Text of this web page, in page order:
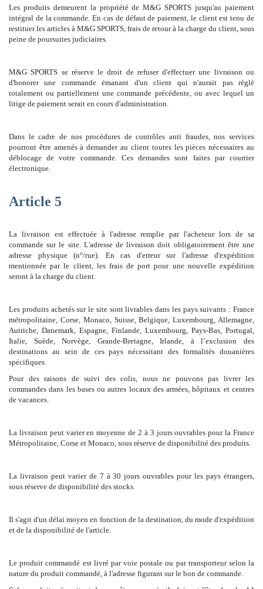
Les produits demeurent la propriété de M&G SPORTS jusqu'au paiement
intégral de la commande. En cas de défaut de paiement, le client est tenu de
restituer les articles à M&G SPORTS, frais de retour à la charge du client, sous
peine de poursuites judiciaires.
M&G SPORTS se réserve le droit de refuser d'effectuer une livraison ou
d'honorer une commande émanant d'un client qui n'aurait pas réglé
totalement ou partiellement une commande précédente, ou avec lequel un
litige de paiement serait en cours d'administration.
Dans le cadre de nos procédures de contrôles anti fraudes, nos services
pourront être amenés à demander au client toutes les pièces nécessaires au
déblocage de votre commande. Ces demandes sont faites par courrier
électronique.
Article 5
La livraison est effectuée à l'adresse remplie par l'acheteur lors de sa
commande sur le site. L'adresse de livraison doit obligatoirement être une
adresse physique (n°/rue). En cas d'erreur sur l'adresse d'expédition
mentionnée par le client, les frais de port pour une nouvelle expédition
seront à la charge du client.
Les produits achetés sur le site sont livrables dans les pays suivants : France
métropolitaine, Corse, Monaco, Suisse, Belgique, Luxembourg, Allemagne,
Autriche, Danemark, Espagne, Finlande, Luxembourg, Pays-Bas, Portugal,
Italie, Suède, Norvège, Grande-Bretagne, Irlande, à l’exclusion des
destinations au sein de ces pays nécessitant des formalités douanières
spécifiques.
Pour des raisons de suivi des colis, nous ne pouvons pas livrer les
commandes dans les bases ou autres locaux des armées, hôpitaux et centres
de vacances.
La livraison peut varier en moyenne de 2 à 3 jours ouvrables pour la France
Métropolitaine, Corse et Monaco, sous réserve de disponibilité des produits.
La livraison peut varier de 7 à 30 jours ouvrables pour les pays étrangers,
sous réserve de disponibilité des stocks.
Il s'agit d'un délai moyen en fonction de la destination, du mode d'expédition
et de la disponibilité de l'article.
Le produit commandé est livré par voie postale ou par transporteur selon la
nature du produit commandé, à l'adresse figurant sur le bon de commande.